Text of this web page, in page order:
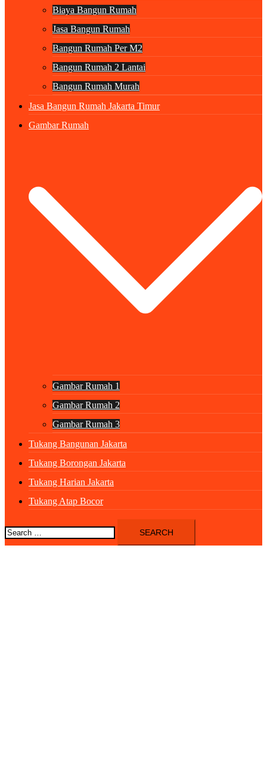
Biaya Bangun Rumah
Jasa Bangun Rumah
Bangun Rumah Per M2
Bangun Rumah 2 Lantai
Bangun Rumah Murah
Jasa Bangun Rumah Jakarta Timur
Gambar Rumah
Gambar Rumah 1
Gambar Rumah 2
Gambar Rumah 3
Tukang Bangunan Jakarta
Tukang Borongan Jakarta
Tukang Harian Jakarta
Tukang Atap Bocor
Search
for: